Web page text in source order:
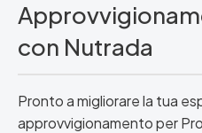
con Nutrada
Pronto a migliorare la tua
approvvigionamento per